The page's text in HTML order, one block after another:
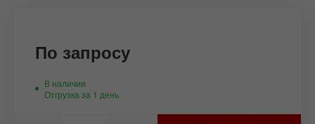
По запросу
В наличии
Отгрузка за 1 день